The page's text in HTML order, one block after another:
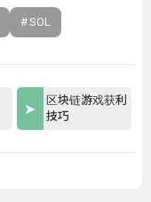
SOL
区块链游戏获利
技巧